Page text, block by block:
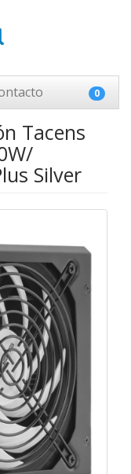
0
Tacens
Silver